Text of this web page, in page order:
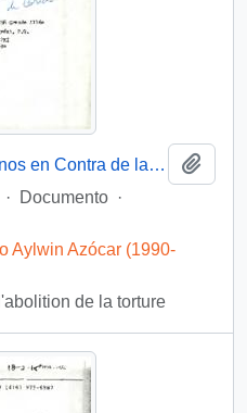
[Carta de Acción de Cristianos en Contra de la Tortura en apoyo a presos políticos]
· Documento ·
Aylwin Azócar (1990-
de la torture